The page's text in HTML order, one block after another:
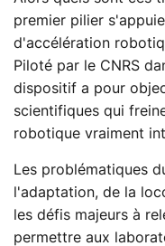
premier pilier
d'accélération
Piloté par le CNRS
dispositif a pour
scientifiques qui
robotique vraiment
Les problématiques
l'adaptation, de la
les défis majeurs à
permettre aux